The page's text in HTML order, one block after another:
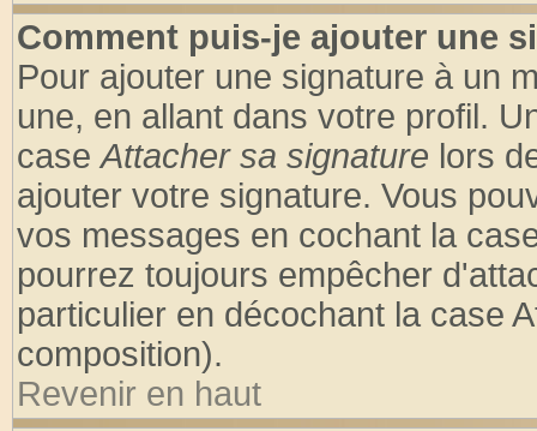
Comment puis-je ajouter une
Pour ajouter une signature à un
une, en allant dans votre profil.
caseAttacher sa signature lors
ajouter votre signature. Vous
vos messages en cochant la
pourrez toujours empêcher
particulier en décochant la case
composition).
Revenir en haut